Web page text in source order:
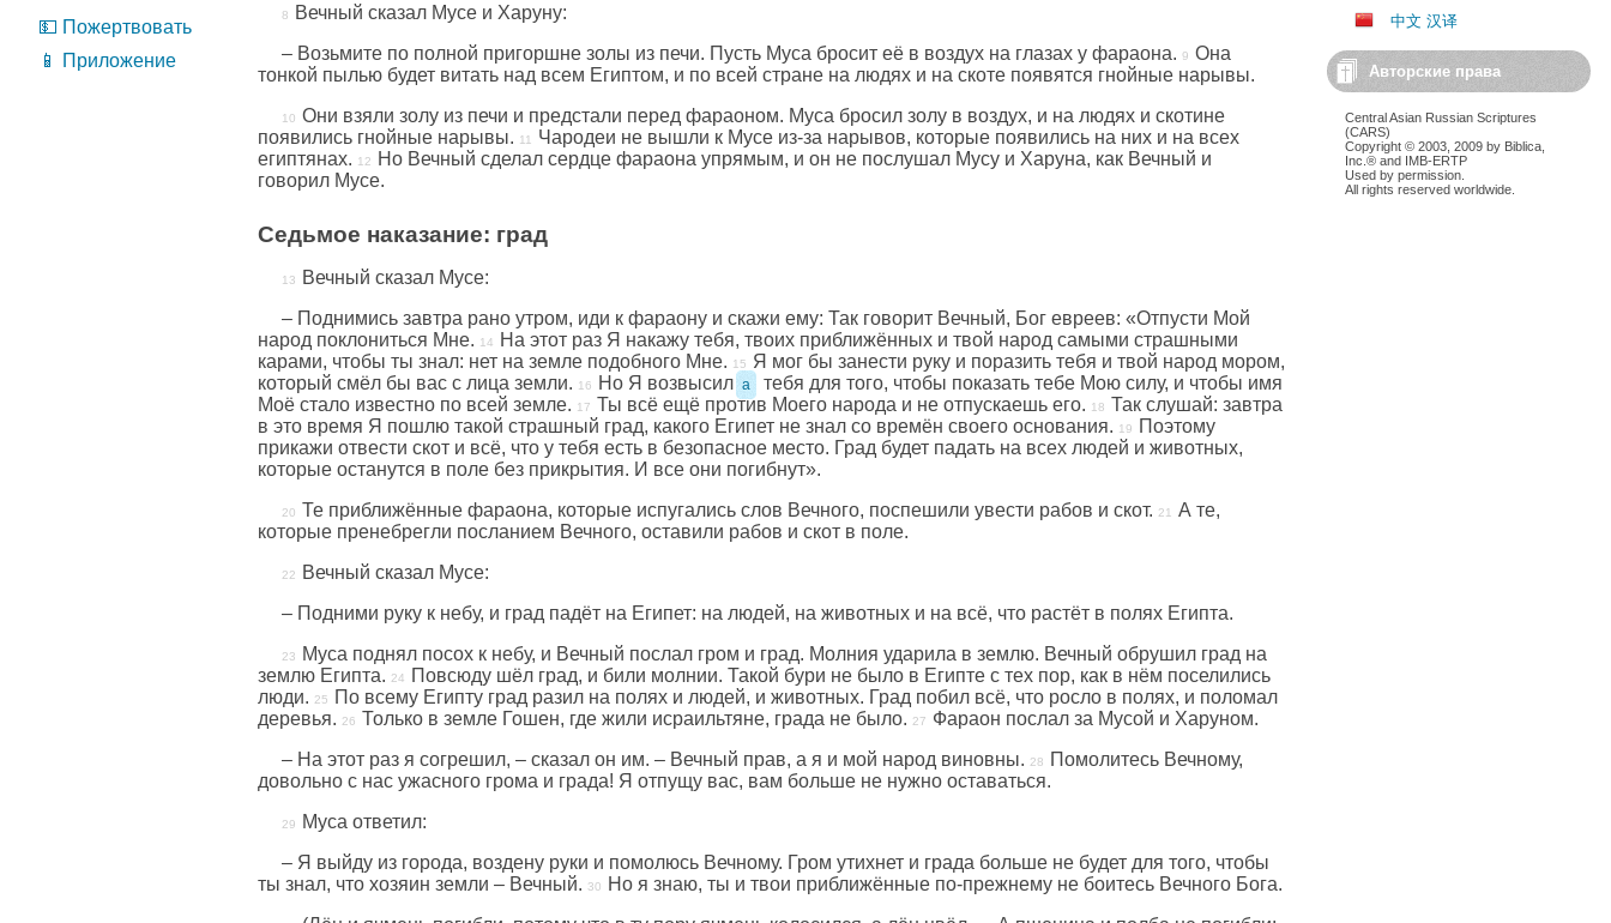
💵 Пожертвовать
📱 Приложение
Вечный сказал Мусе и Харуну:
– Возьмите по полной пригоршне золы из печи. Пусть Муса бросит её в воздух на глазах у фараона.
Она
тонкой пылью будет витать над всем Египтом, и по всей стране на людях и на скоте появятся гнойные нарывы.
Они взяли золу из печи и предстали перед фараоном. Муса бросил золу в воздух, и на людях и скотине
появились гнойные нарывы.
Чародеи не вышли к Мусе из-за нарывов, которые появились на них и на всех
египтянах.
Но Вечный сделал сердце фараона упрямым, и он не послушал Мусу и Харуна, как Вечный и
говорил Мусе.
Седьмое наказание: град
Вечный сказал Мусе:
– Поднимись завтра рано утром, иди к фараону и скажи ему: Так говорит Вечный, Бог евреев: «Отпусти Мой
народ поклониться Мне.
На этот раз Я накажу тебя, твоих приближённых и твой народ самыми страшными
карами, чтобы ты знал: нет на земле подобного Мне.
Я мог бы занести руку и поразить тебя и твой народ мором,
который смёл бы вас с лица земли.
Но Я возвысил a
тебя для того, чтобы показать тебе Мою силу, и чтобы имя
Моё стало известно по всей земле.
Ты всё ещё против Моего народа и не отпускаешь его.
Так слушай: завтра
в это время Я пошлю такой страшный град, какого Египет не знал со времён своего основания.
Поэтому
прикажи отвести скот и всё, что у тебя есть в безопасное место. Град будет падать на всех людей и животных,
которые останутся в поле без прикрытия. И все они погибнут».
Те приближённые фараона, которые испугались слов Вечного, поспешили увести рабов и скот.
А те,
которые пренебрегли посланием Вечного, оставили рабов и скот в поле.
Вечный сказал Мусе:
– Подними руку к небу, и град падёт на Египет: на людей, на животных и на всё, что растёт в полях Египта.
Муса поднял посох к небу, и Вечный послал гром и град. Молния ударила в землю. Вечный обрушил град на
землю Египта.
Повсюду шёл град, и били молнии. Такой бури не было в Египте с тех пор, как в нём поселились
люди.
По всему Египту град разил на полях и людей, и животных. Град побил всё, что росло в полях, и поломал
деревья.
Только в земле Гошен, где жили исраильтяне, града не было.
Фараон послал за Мусой и Харуном.
– На этот раз я согрешил, – сказал он им. – Вечный прав, а я и мой народ виновны.
Помолитесь Вечному,
довольно с нас ужасного грома и града! Я отпущу вас, вам больше не нужно оставаться.
Муса ответил:
– Я выйду из города, воздену руки и помолюсь Вечному. Гром утихнет и града больше не будет для того, чтобы
ты знал, что хозяин земли – Вечный.
Но я знаю, ты и твои приближённые по-прежнему не боитесь Вечного Бога.
中文 汉译
Авторские права
Central Asian Russian Scriptures
(CARS)
Copyright © 2003, 2009 by Biblica,
Inc.® and IMB-ERTP
Used by permission.
All rights reserved worldwide.